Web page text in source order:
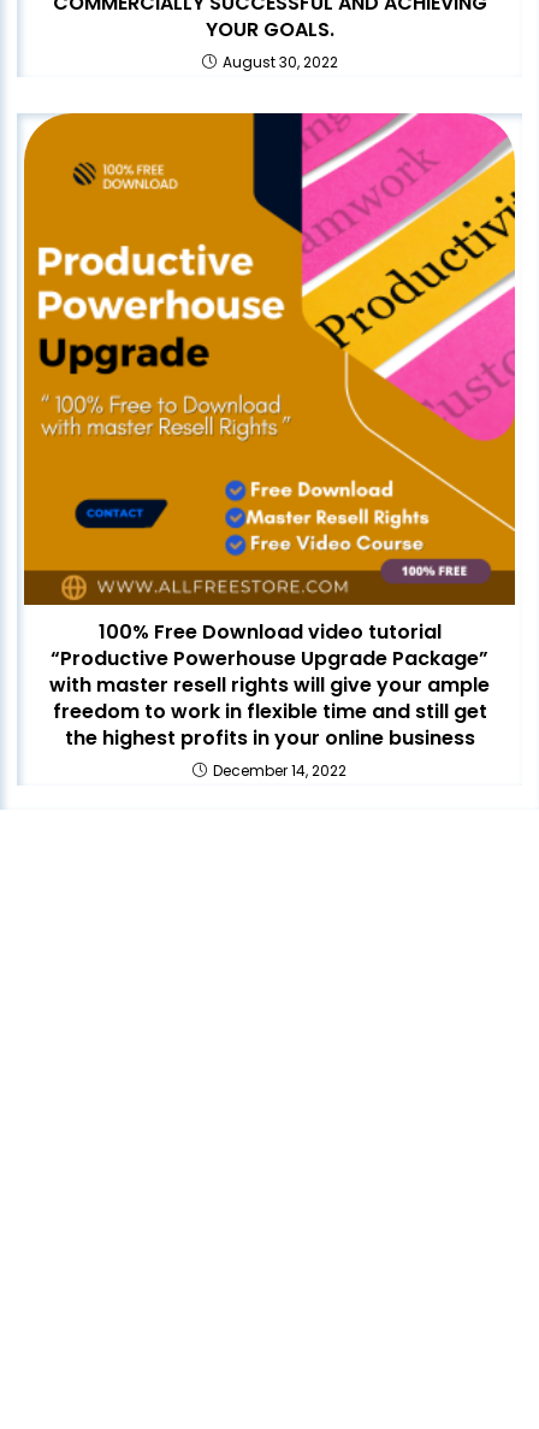
YOUR GOALS.
August 30, 2022
100% Free Download video tutorial
“Productive Powerhouse Upgrade Package”
with master resell rights will give your ample
freedom to work in flexible time and still get
the highest profits in your online business
December 14, 2022